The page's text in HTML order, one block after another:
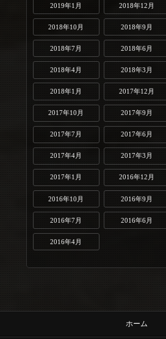
2019年1月 2018年12月
2018年10月 2018年9月
2018年7月 2018年6月
2018年4月 2018年3月
2018年1月 2017年12月
2017年10月 2017年9月
2017年7月 2017年6月
2017年4月 2017年3月
2017年1月 2016年12月
2016年10月 2016年9月
2016年7月 2016年6月
2016年4月
ホーム